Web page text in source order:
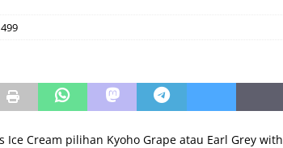
Ice Cream pilihan Kyoho Grape atau Earl Grey with